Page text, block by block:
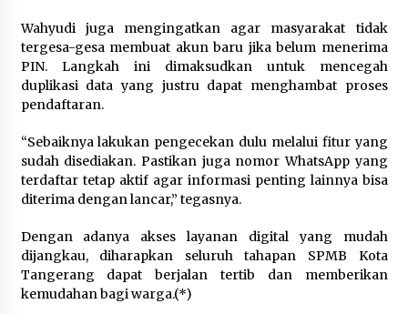
Mengenal Lebih Dekat: H. Salbini,
Tokoh Tangsel Penjaga Nilai dan
Pembangun Harapan Warga
Pamulang
Wahyudi juga mengingatkan agar masyarakat tidak
tergesa-gesa membuat akun baru jika belum menerima
PIN. Langkah ini dimaksudkan untuk mencegah
duplikasi data yang justru dapat menghambat proses
pendaftaran.
“Sebaiknya lakukan pengecekan dulu melalui fitur yang
sudah disediakan. Pastikan juga nomor WhatsApp yang
terdaftar tetap aktif agar informasi penting lainnya bisa
diterima dengan lancar,” tegasnya.
Dengan adanya akses layanan digital yang mudah
dijangkau, diharapkan seluruh tahapan SPMB Kota
Tangerang dapat berjalan tertib dan memberikan
kemudahan bagi warga.(*)